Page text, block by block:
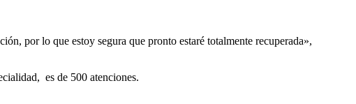
por lo que estoy segura que pronto estaré totalmente recuperada»,
es de 500 atenciones.